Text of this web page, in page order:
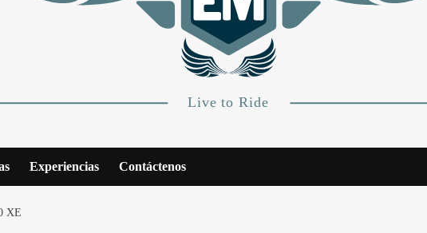
Experiencias Contáctenos
XE